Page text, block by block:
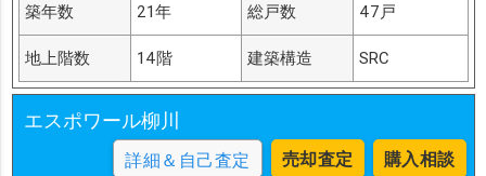
築年数 21年 総戸数 47戸
地上階数 14階 建築構造 SRC
エスポワール柳川
詳細＆自己査定 売却査定 購入相談